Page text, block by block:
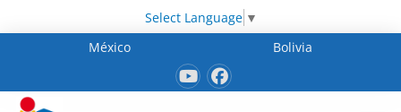
Select Language ▼
México
Bolivia